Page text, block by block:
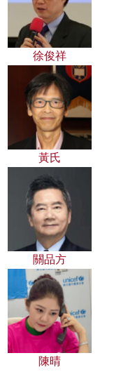
徐俊祥
黃氏
關品方
陳晴